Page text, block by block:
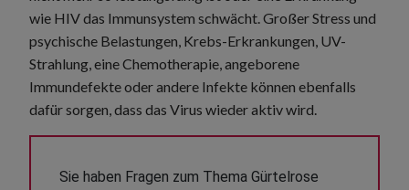
wie HIV das Immunsystem schwächt. Großer Stress und
psychische Belastungen, Krebs-Erkrankungen, UV-
Strahlung, eine Chemotherapie, angeborene
Immundefekte oder andere Infekte können ebenfalls
dafür sorgen, dass das Virus wieder aktiv wird.
Sie haben Fragen zum Thema Gürtelrose